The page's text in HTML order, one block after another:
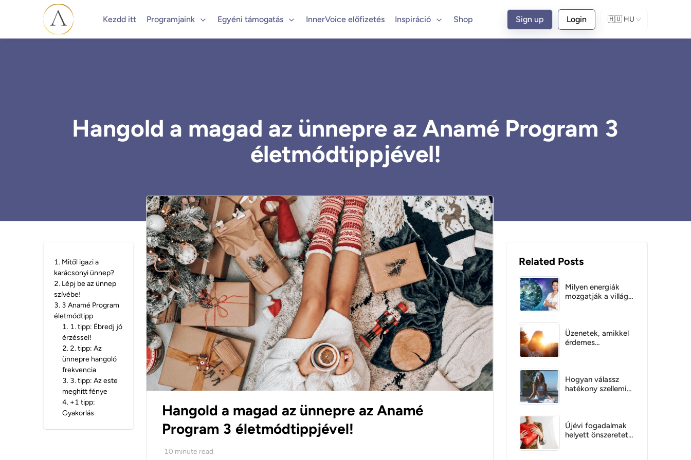
Kezdd itt Programjaink Egyéni támogatás InnerVoice előfizetés Inspiráció Shop Sign up Login 🇭🇺 HU
Hangold a magad az ünnepre az Anamé Program 3
életmódtippjével!
1. Mitől igazi a
karácsonyi ünnep?
2. Lépj be az ünnep
szívébe!
3. 3 Anamé Program
életmódtipp
1. 1. tipp: Ébredj jó
érzéssel!
2. 2. tipp: Az
ünnepre hangoló
frekvencia
3. 3. tipp: Az este
meghitt fénye
4. +1 tipp:
Gyakorlás
Hangold a magad az ünnepre az Anamé
Program 3 életmódtippjével!
10 minute read
Related Posts
Milyen energiák
mozgatják a villág
szempontból
Üzenetek, amikkel
érdemes
Hogyan válassz
hatékony szellemi
Újévi fogadalmak
helyett önszeretet